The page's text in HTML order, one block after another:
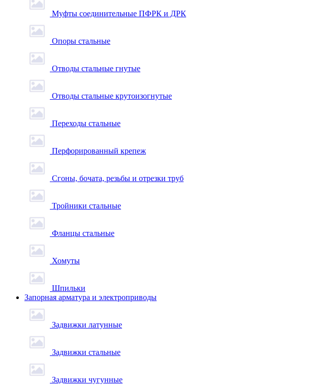
Муфты соединительные ПФРК и ДРК
Опоры стальные
Отводы стальные гнутые
Отводы стальные крутоизогнутые
Переходы стальные
Перфорированный крепеж
Сгоны, бочата, резьбы и отрезки труб
Тройники стальные
Фланцы стальные
Хомуты
Шпильки
Запорная арматура и электроприводы
Задвижки латунные
Задвижки стальные
Задвижки чугунные